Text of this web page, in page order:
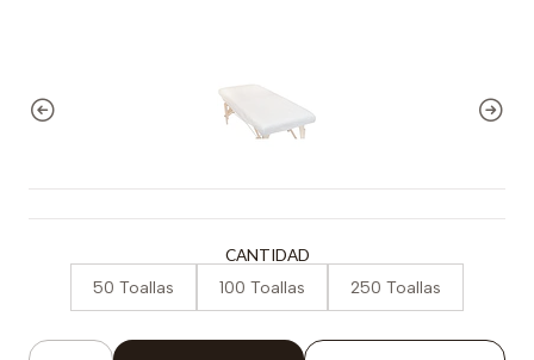
CANTIDAD
50 Toallas 100 Toallas 250 Toallas